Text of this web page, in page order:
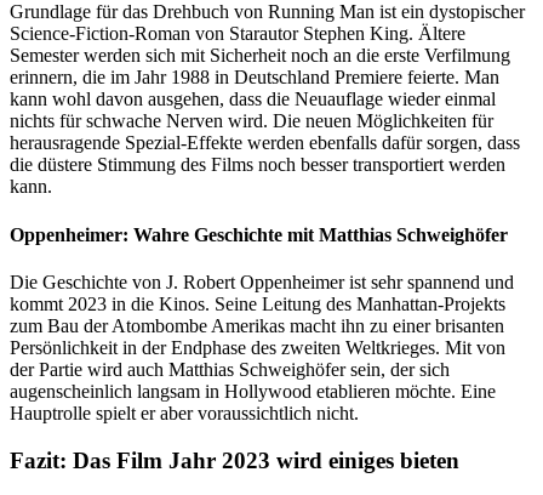
Grundlage für das Drehbuch von Running Man ist ein dystopischer
Science-Fiction-Roman von Starautor Stephen King. Ältere
Semester werden sich mit Sicherheit noch an die erste Verfilmung
erinnern, die im Jahr 1988 in Deutschland Premiere feierte. Man
kann wohl davon ausgehen, dass die Neuauflage wieder einmal
nichts für schwache Nerven wird. Die neuen Möglichkeiten für
herausragende Spezial-Effekte werden ebenfalls dafür sorgen, dass
die düstere Stimmung des Films noch besser transportiert werden
kann.
Oppenheimer: Wahre Geschichte mit Matthias Schweighöfer
Die Geschichte von J. Robert Oppenheimer ist sehr spannend und
kommt 2023 in die Kinos. Seine Leitung des Manhattan-Projekts
zum Bau der Atombombe Amerikas macht ihn zu einer brisanten
Persönlichkeit in der Endphase des zweiten Weltkrieges. Mit von
der Partie wird auch Matthias Schweighöfer sein, der sich
augenscheinlich langsam in Hollywood etablieren möchte. Eine
Hauptrolle spielt er aber voraussichtlich nicht.
Fazit: Das Film Jahr 2023 wird einiges bieten